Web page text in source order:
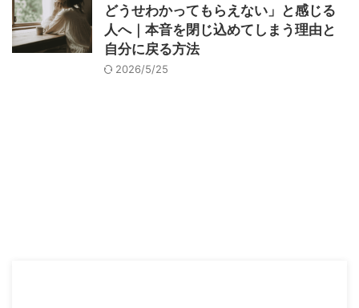
どうせわかってもらえない」と感じる
人へ｜本音を閉じ込めてしまう理由と
自分に戻る方法
2026/5/25